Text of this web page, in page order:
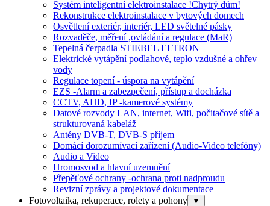
Systém inteligentní elektroinstalace !Chytrý dům!
Rekonstrukce elektroinstalace v bytových domech
Osvětlení exteriér, interiér, LED světelné pásky
Rozvaděče, měření ,ovládání a regulace (MaR)
Tepelná čerpadla STIEBEL ELTRON
Elektrické vytápění podlahové, teplo vzdušné a ohřev
vody
Regulace topení - úspora na vytápění
EZS -Alarm a zabezpečení, přístup a docházka
CCTV, AHD, IP -kamerové systémy
Datové rozvody LAN, internet, Wifi, počitačové sítě a
strukturovaná kabeláž
Antény DVB-T, DVB-S příjem
Domácí dorozumívací zařízení (Audio-Video telefóny)
Audio a Video
Hromosvod a hlavní uzemnění
Přepěťové ochrany -ochrana proti nadproudu
Revizní zprávy a projektové dokumentace
Fotovoltaika, rekuperace, rolety a pohony
▼